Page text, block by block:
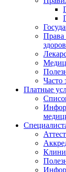
Права
Часто
Платные